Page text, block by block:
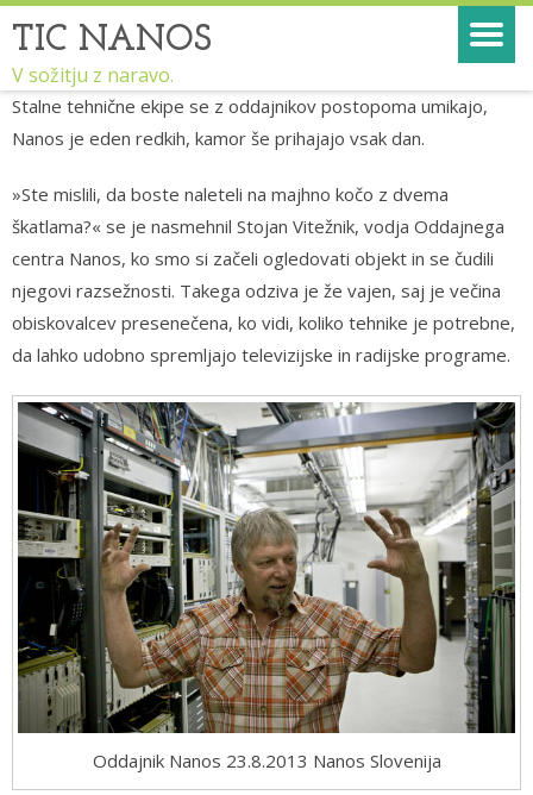
TIC NANOS
V sožitju z naravo.
Stalne tehnične ekipe se z oddajnikov postopoma umikajo,
Nanos je eden redkih, kamor še prihajajo vsak dan.
»Ste mislili, da boste naleteli na majhno kočo z dvema
škatlama?« se je nasmehnil Stojan Vitežnik, vodja Oddajnega
centra Nanos, ko smo si začeli ogledovati objekt in se čudili
njegovi razsežnosti. Takega odziva je že vajen, saj je večina
obiskovalcev presenečena, ko vidi, koliko tehnike je potrebne,
da lahko udobno spremljajo televizijske in radijske programe.
Oddajnik Nanos 23.8.2013 Nanos Slovenija